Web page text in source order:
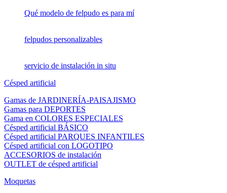
Qué modelo de felpudo es para mí
felpudos personalizables
servicio de instalación in situ
Césped artificial
Gamas de JARDINERÍA-PAISAJISMO
Gamas para DEPORTES
Gama en COLORES ESPECIALES
Césped artificial BÁSICO
Césped artificial PARQUES INFANTILES
Césped artificial con LOGOTIPO
ACCESORIOS de instalación
OUTLET de césped artificial
Moquetas